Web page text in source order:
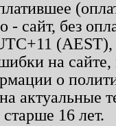
- сайт, без
на
о
актуальные
16 лет.